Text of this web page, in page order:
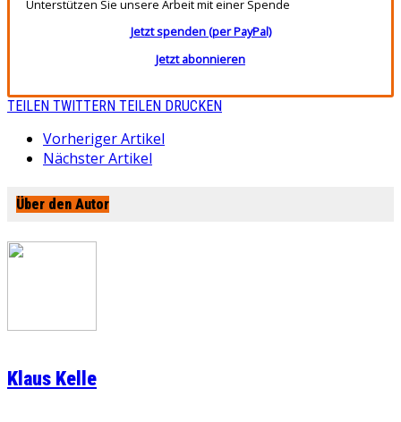
Unterstützen Sie unsere Arbeit mit einer Spende
Jetzt spenden (per PayPal)
Jetzt abonnieren
TEILEN TWITTERN TEILEN DRUCKEN
Vorheriger Artikel
Nächster Artikel
Über den Autor
Klaus Kelle